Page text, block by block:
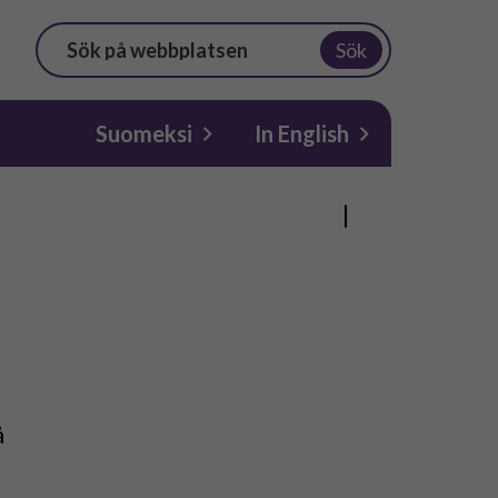
Sök
Suomeksi In English